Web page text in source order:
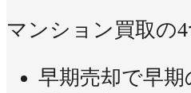
マンション買取の
早期売却で早